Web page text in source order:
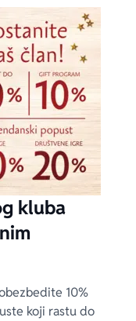
kluba
10%
koji rastu do